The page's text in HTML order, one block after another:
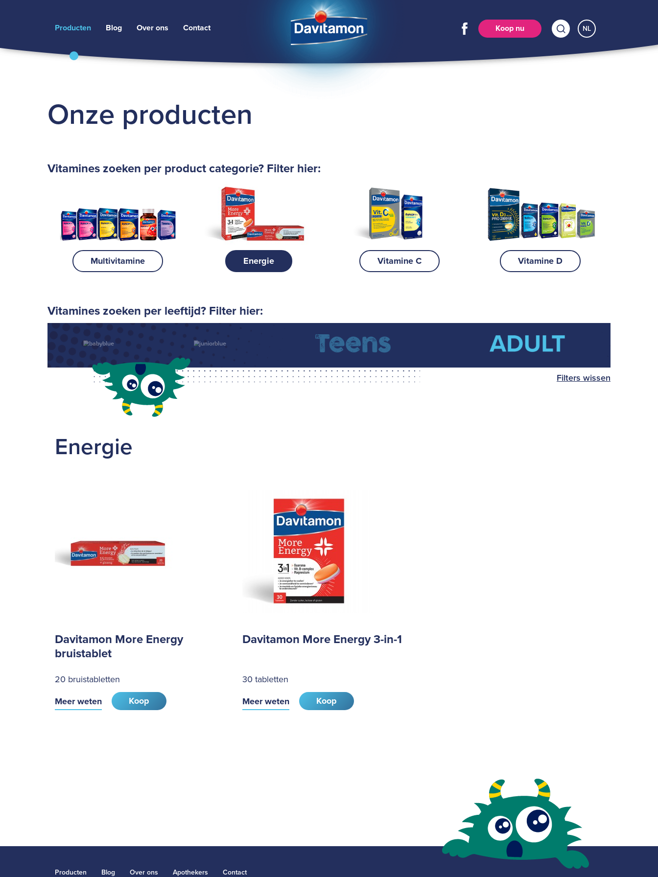
Producten Blog Over ons Contact Koop nu NL
Onze producten
Vitamines zoeken per product categorie? Filter hier:
Multivitamine Energie Vitamine C Vitamine D
Vitamines zoeken per leeftijd? Filter hier:
Filters wissen
Energie
Davitamon More Energy
bruistablet
20 bruistabletten
Koop
Meer weten
Davitamon More Energy 3-in-1
30 tabletten
Koop
Meer weten
Producten Blog Over ons Apothekers Contact